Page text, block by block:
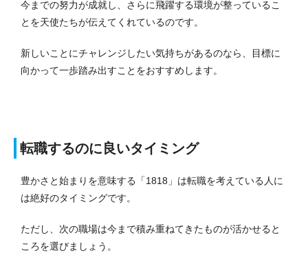
今までの努力が成就し、さらに飛躍する環境が整っているこ
とを天使たちが伝えてくれているのです。
新しいことにチャレンジしたい気持ちがあるのなら、目標に
向かって一歩踏み出すことをおすすめします。
転職するのに良いタイミング
豊かさと始まりを意味する「1818」は転職を考えている人に
は絶好のタイミングです。
ただし、次の職場は今まで積み重ねてきたものが活かせると
ころを選びましょう。